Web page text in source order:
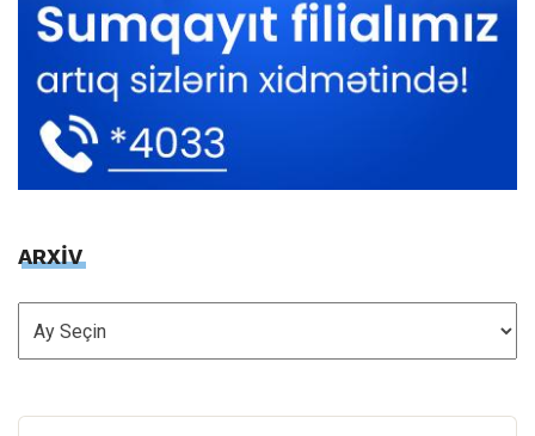
ARXİV
ARXİV